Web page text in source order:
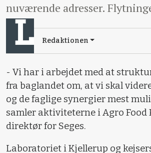
nuværende adresser.
Redaktionen
- Vi har i arbejdet med at
fra baglandet om, at vi skal
og de faglige synergier mest
samler aktiviteterne i Agro Food
direktør for Seges.
Laboratoriet i Kjellerup og